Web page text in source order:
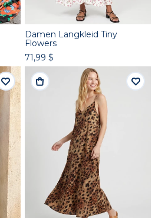
Damen Langkleid Tiny
Flowers
71,99 $